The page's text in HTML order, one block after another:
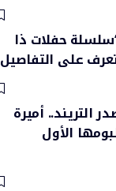
حفلات ذا
تعرف على التفاصيل
التريند.. أميرة
الأول